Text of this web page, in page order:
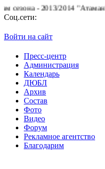
2014 "Атаман" занял 10
Соц.сети:
Войти на сайт
Пресс-центр
Администрация
Календарь
ДЮБЛ
Архив
Состав
Фото
Видео
Форум
Рекламное агентство
Благодарим